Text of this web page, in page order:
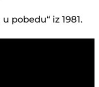
pobedu“ iz 1981.